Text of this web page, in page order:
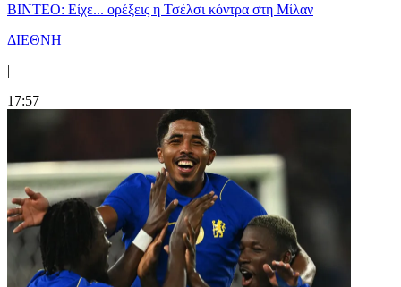
BINTEO: Είχε... ορέξεις η Τσέλσι κόντρα στη Μίλαν
ΔΙΕΘΝΗ
|
17:57